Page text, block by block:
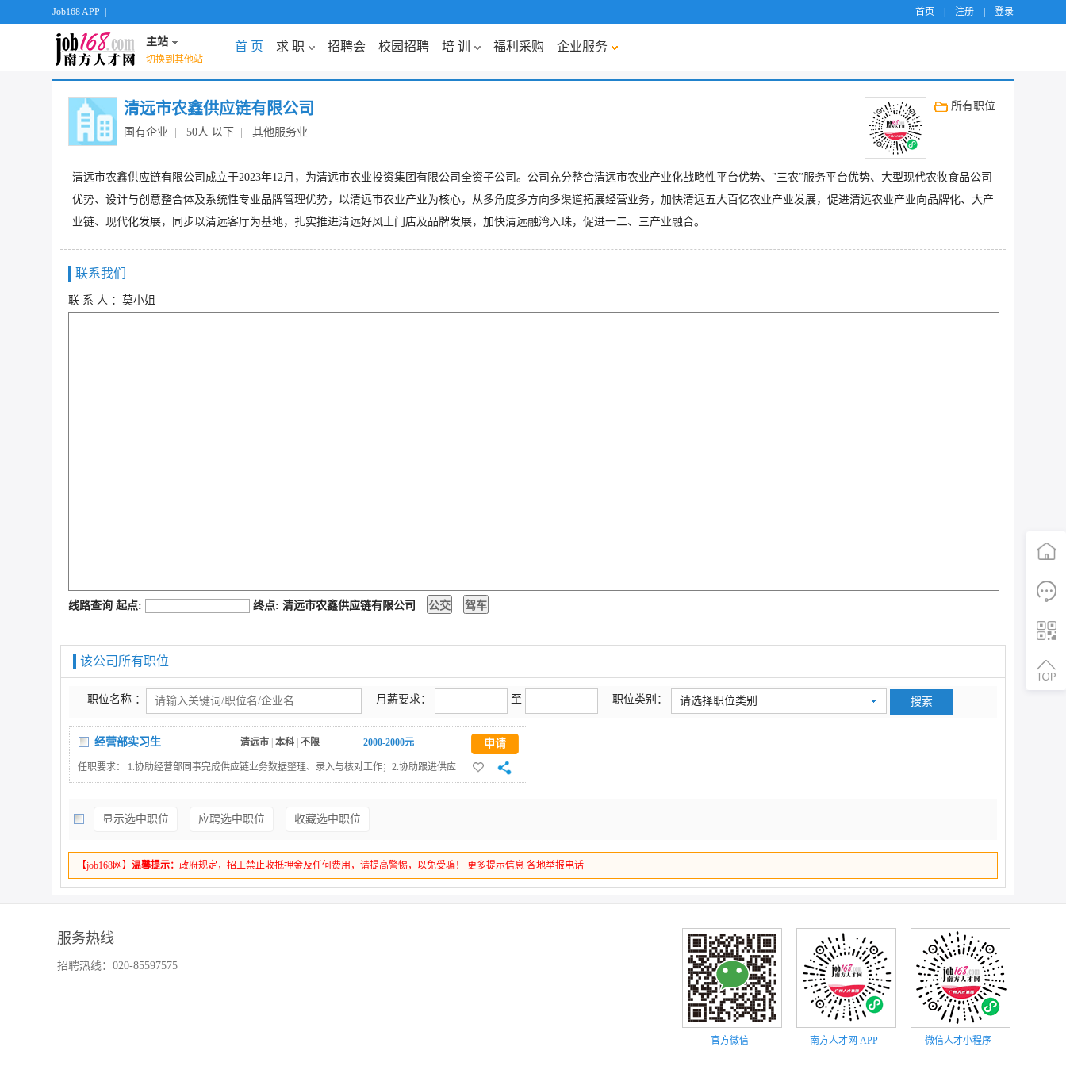
Job168 APP 首页 注册 登录
主站
切换到其他站
首 页 求 职 招聘会 校园招聘 培 训 福利采购 企业服务
清远市农鑫供应链有限公司
国有企业 50人 以下 其他服务业
所有职位
清远市农鑫供应链有限公司成立于2023年12月，为清远市农业投资集团有限公司全资子公司。公司充分整合清远市农业产业化战略性平台优势、"三农”服务平台优势、大型现代农牧食品公司
优势、设计与创意整合体及系统性专业品牌管理优势，以清远市农业产业为核心，从多角度多方向多渠道拓展经营业务，加快清远五大百亿农业产业发展，促进清远农业产业向品牌化、大产
业链、现代化发展，同步以清远客厅为基地，扎实推进清远好风土门店及品牌发展，加快清远融湾入珠，促进一二、三产业融合。
联系我们
联 系 人 ：莫小姐
线路查询 起点: 终点: 清远市农鑫供应链有限公司
该公司所有职位
职位名称 ： 月薪要求： 至 职位类别： 请选择职位类别
经营部实习生 清远市 本科 不限 2000-2000元
任职要求： 1.协助经营部同事完成供应链业务数据整理、录入与核对工作；2.协助跟进供应
链业务对接流程，配合与客户、供应商、物流合作方的日常沟通，及时传递业务信息并做好
1.物流管理、供应链管理、市场营销、工商管理等相关专业优先；2. 熟练使用Office办公软
好的沟通表达能力与团队协作意识；4. 学习能力强，对供应链管理、业务运营工作有兴趣。
申请
显示选中职位 应聘选中职位 收藏选中职位
【job168网】 温馨提示： 政府规定，招工禁止收抵押金及任何费用，请提高警惕，以免受骗！ 更多提示信息 各地举报电话
服务热线
招聘热线：020-85597575
微信人才小程序
南方人才网 APP
官方微信
二维码